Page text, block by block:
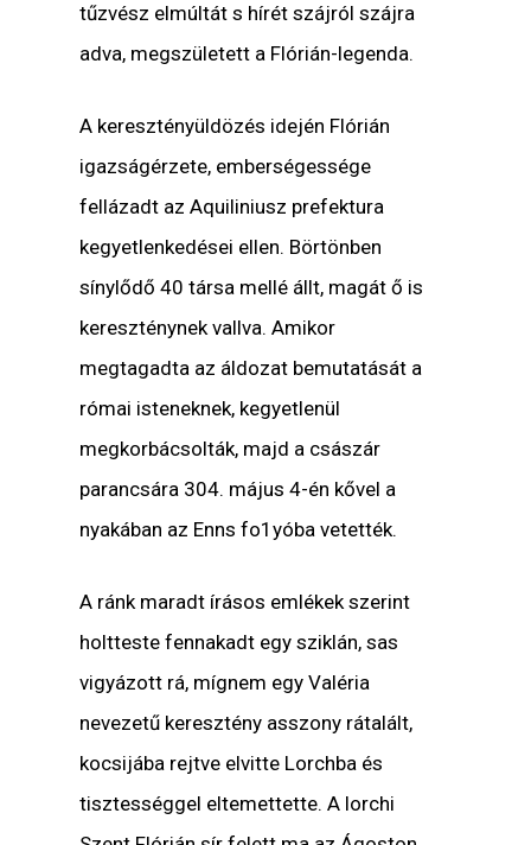
tűzvész elmúltát s hírét szájról szájra
adva, megszületett a Flórián-legenda.
A keresztényüldözés idején Flórián
igazságérzete, emberségessége
fellázadt az Aquiliniusz prefektura
kegyetlenkedései ellen. Börtönben
sínylődő 40 társa mellé állt, magát ő is
kereszténynek vallva. Amikor
megtagadta az áldozat bemutatását a
római isteneknek, kegyetlenül
megkorbácsolták, majd a császár
parancsára 304. május 4-én kővel a
nyakában az Enns fo1yóba vetették.
A ránk maradt írásos emlékek szerint
holtteste fennakadt egy sziklán, sas
vigyázott rá, mígnem egy Valéria
nevezetű keresztény asszony rátalált,
kocsijába rejtve elvitte Lorchba és
tisztességgel eltemettette. A lorchi